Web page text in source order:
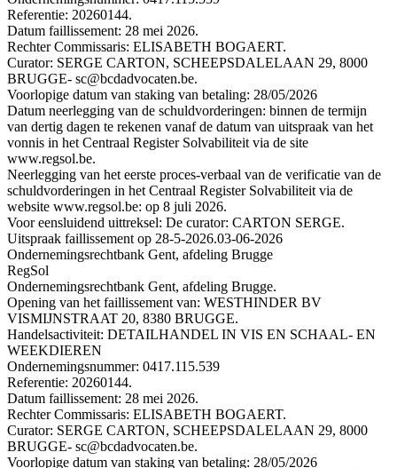
Referentie: 20260144.
Datum faillissement: 28 mei 2026.
Rechter Commissaris: ELISABETH BOGAERT.
Curator: SERGE CARTON, SCHEEPSDALELAAN 29, 8000
BRUGGE- sc@bcdadvocaten.be.
Voorlopige datum van staking van betaling: 28/05/2026
Datum neerlegging van de schuldvorderingen: binnen de termijn
van dertig dagen te rekenen vanaf de datum van uitspraak van het
vonnis in het Centraal Register Solvabiliteit via de site
www.regsol.be.
Neerlegging van het eerste proces-verbaal van de verificatie van de
schuldvorderingen in het Centraal Register Solvabiliteit via de
website www.regsol.be: op 8 juli 2026.
Voor eensluidend uittreksel: De curator: CARTON SERGE.
Uitspraak faillissement op 28-5-2026.03-06-2026
Ondernemingsrechtbank Gent, afdeling Brugge
RegSol
Ondernemingsrechtbank Gent, afdeling Brugge.
Opening van het faillissement van: WESTHINDER BV
VISMIJNSTRAAT 20, 8380 BRUGGE.
Handelsactiviteit: DETAILHANDEL IN VIS EN SCHAAL- EN
WEEKDIEREN
Ondernemingsnummer: 0417.115.539
Referentie: 20260144.
Datum faillissement: 28 mei 2026.
Rechter Commissaris: ELISABETH BOGAERT.
Curator: SERGE CARTON, SCHEEPSDALELAAN 29, 8000
BRUGGE- sc@bcdadvocaten.be.
Voorlopige datum van staking van betaling: 28/05/2026